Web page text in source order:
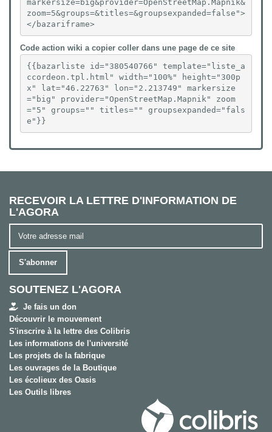
markersize=big&provider=OpenStreetMap.Mapnik&
zoom=5&groups=&titles=&groupsexpanded=false">
</bazariframe>
Code action wiki a copier coller dans une page de ce site
{{bazarliste id="380540766" template="liste_a
ccordeon.tpl.html" width="100%" height="300p
x" lat="46.22763" lon="2.213749" markersize
="big" provider="OpenStreetMap.Mapnik" zoom
="5" groups="" titles="" groupsexpanded="fals
e"}}
RECEVOIR LA LETTRE D'INFORMATION DE
L'AGORA
S'abonner
SOUTENEZ L'AGORA
Je fais un don
Découvrir le mouvement
S'inscrire à la lettre des Colibris
Les informations de l'université
Les projets de la fabrique
Les ouvrages de la Boutique
Les écolieux des Oasis
Les Outils libres